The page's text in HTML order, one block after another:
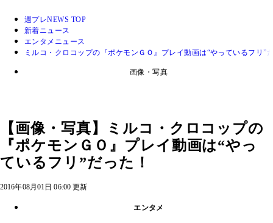
週プレNEWS TOP
新着ニュース
エンタメニュース
ミルコ・クロコップの『ポケモンＧＯ』プレイ動画は“やっているフリ”
画像・写真
【画像・写真】ミルコ・クロコップの
『ポケモンＧＯ』プレイ動画は“やっ
ているフリ”だった！
2016年08月01日 06:00 更新
エンタメ